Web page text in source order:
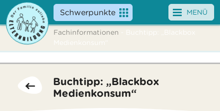
Schwerpunkte
Angebote
News
MENÜ
Fachinformationen - Buchtipp: „Blackbox
Medienkonsum“
Buchtipp: „Blackbox
Medienkonsum“